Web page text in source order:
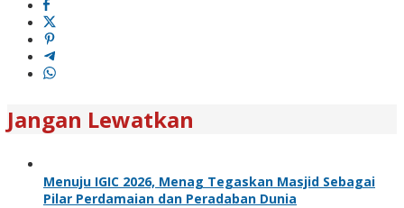
Jangan Lewatkan
Menuju IGIC 2026, Menag Tegaskan Masjid Sebagai
Pilar Perdamaian dan Peradaban Dunia